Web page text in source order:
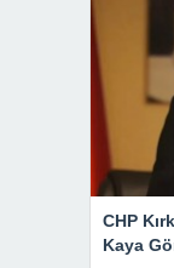
CHP
Kaya